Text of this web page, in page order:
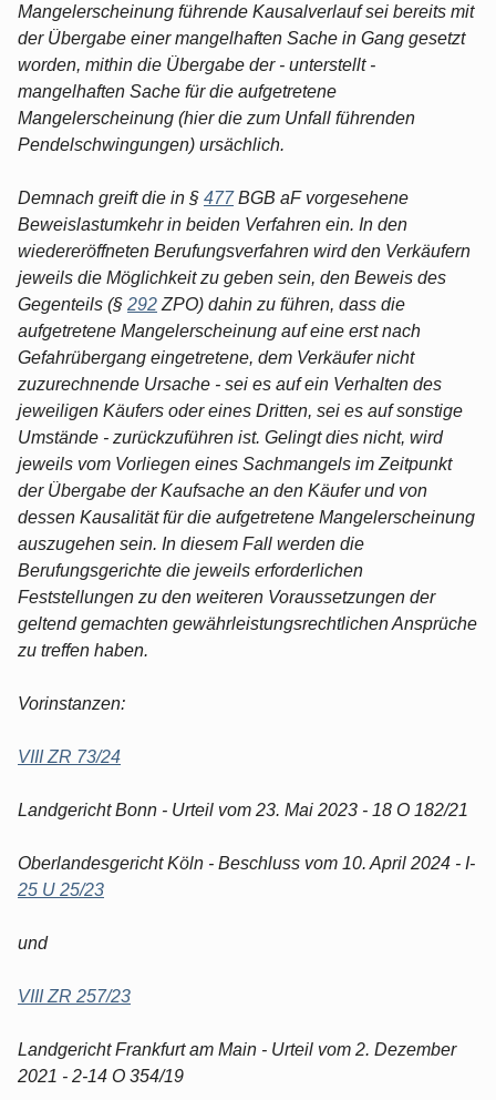
Mangelerscheinung führende Kausalverlauf sei bereits mit
der Übergabe einer mangelhaften Sache in Gang gesetzt
worden, mithin die Übergabe der - unterstellt -
mangelhaften Sache für die aufgetretene
Mangelerscheinung (hier die zum Unfall führenden
Pendelschwingungen) ursächlich.
Demnach greift die in § 477BGB aF vorgesehene
Beweislastumkehr in beiden Verfahren ein. In den
wiedereröffneten Berufungsverfahren wird den Verkäufern
jeweils die Möglichkeit zu geben sein, den Beweis des
Gegenteils (§ 292 ZPO) dahin zu führen, dass die
aufgetretene Mangelerscheinung auf eine erst nach
Gefahrübergang eingetretene, dem Verkäufer nicht
zuzurechnende Ursache - sei es auf ein Verhalten des
jeweiligen Käufers oder eines Dritten, sei es auf sonstige
Umstände - zurückzuführen ist. Gelingt dies nicht, wird
jeweils vom Vorliegen eines Sachmangels im Zeitpunkt
der Übergabe der Kaufsache an den Käufer und von
dessen Kausalität für die aufgetretene Mangelerscheinung
auszugehen sein. In diesem Fall werden die
Berufungsgerichte die jeweils erforderlichen
Feststellungen zu den weiteren Voraussetzungen der
geltend gemachten gewährleistungsrechtlichen Ansprüche
zu treffen haben.
Vorinstanzen:
VIII ZR 73/24
Landgericht Bonn - Urteil vom 23. Mai 2023 - 18 O 182/21
Oberlandesgericht Köln - Beschluss vom 10. April 2024 - I-
25 U 25/23
und
VIII ZR 257/23
Landgericht Frankfurt am Main - Urteil vom 2. Dezember
2021 - 2-14 O 354/19